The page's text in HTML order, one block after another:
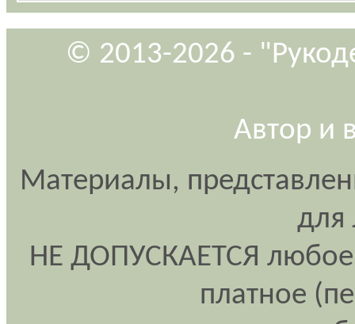
© 2013-2026 -
Автор и
Материалы,
для
НЕ ДОПУСКАЕТСЯ любое
платное